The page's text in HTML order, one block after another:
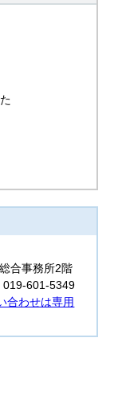
合事務所2階
601-5349
合わせは専用